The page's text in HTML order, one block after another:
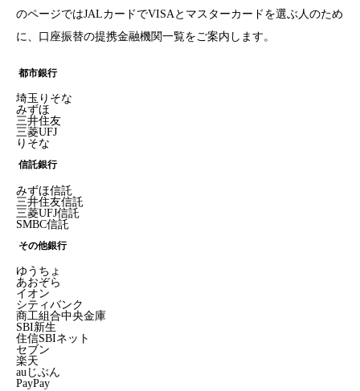
のページではJALカードでVISAとマスターカードを選ぶ人のため
に、口座振替の提携金融機関一覧をご案内します。
都市銀行
埼玉りそな
みずほ
三井住友
三菱UFJ
りそな
信託銀行
みずほ信託
三井住友信託
三菱UFJ信託
SMBC信託
その他銀行
ゆうちょ
あおぞら
イオン
シティバンク
商工組合中央金庫
SBI新生
住信SBIネット
セブン
楽天
auじぶん
PayPay